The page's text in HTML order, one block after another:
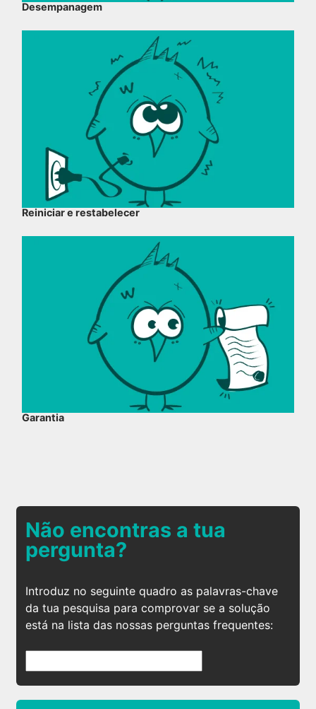
Desempanagem
Reiniciar e restabelecer
Garantia
Não encontras a tua
pergunta?
Introduz no seguinte quadro as palavras-chave
da tua pesquisa para comprovar se a solução
está na lista das nossas perguntas frequentes: